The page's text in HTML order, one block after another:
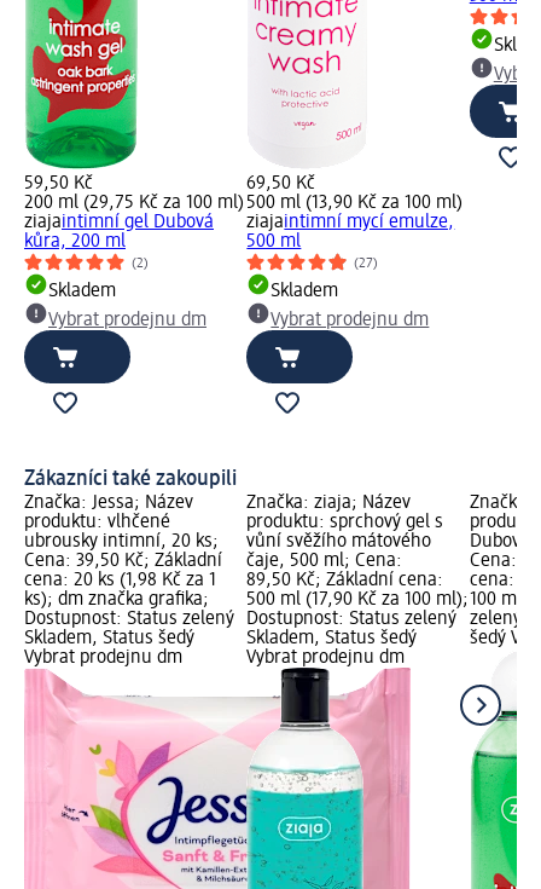
59,50 Kč
200 ml (29,75 Kč za 100 ml)
ziajaintimní gel Dubová
kůra, 200 ml
(2)
Skladem
Vybrat prodejnu dm
69,50 Kč
500 ml (13,90 Kč za 100 ml)
ziajaintimní mycí emulze,
500 ml
(27)
Skladem
Vybrat prodejnu dm
Zákazníci také zakoupili
Značka: Jessa; Název
produktu: vlhčené
ubrousky intimní, 20 ks;
Cena: 39,50 Kč; Základní
cena: 20 ks (1,98 Kč za 1
ks); dm značka grafika;
Dostupnost: Status zelený
Skladem, Status šedý
Vybrat prodejnu dm
Značka: ziaja; Název
produktu: sprchový gel s
vůní svěžího mátového
čaje, 500 ml; Cena:
89,50 Kč; Základní cena:
500 ml (17,90 Kč za 100 ml);
Dostupnost: Status zelený
Skladem, Status šedý
Vybrat prodejnu dm
Značka:
Dubová
Cena:
cena:
100 ml);
zelený
šedý